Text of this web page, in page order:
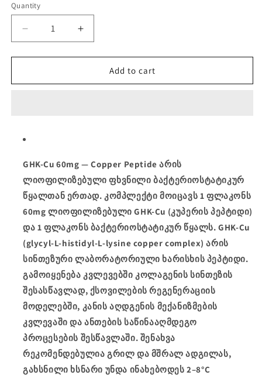
Quantity
Quantity
Decrease
quantity
for
Cu
პეპტიდი
Increase
quantity
for
Cu
Add to cart
GHK-Cu 60mg — Copper Peptide არის
ლიოფილიზებული ფხვნილი ბაქტერიოსტატიკურ
წყალთან ერთად. კომპლექტი მოიცავს 1 ფლაკონს
60mg ლიოფილიზებული GHK-Cu (კუპერის პეპტიდი)
და 1 ფლაკონს ბაქტერიოსტატიკურ წყალს. GHK-Cu
(glycyl-L-histidyl-L-lysine copper complex) არის
სინთეზური ლაბორატორიული ხარისხის პეპტიდი.
გამოიყენება კვლევებში კოლაგენის სინთეზის
შესასწავლად, ქსოვილების რეგენერაციის
მოდელებში, კანის აღდგენის მექანიზმების
კვლევაში და ანთების საწინააღმდეგო
პროცესების შესწავლაში. შენახვა
რეკომენდებულია გრილ და მშრალ ადგილას,
გახსნილი ხსნარი უნდა ინახებოდეს 2–8°C